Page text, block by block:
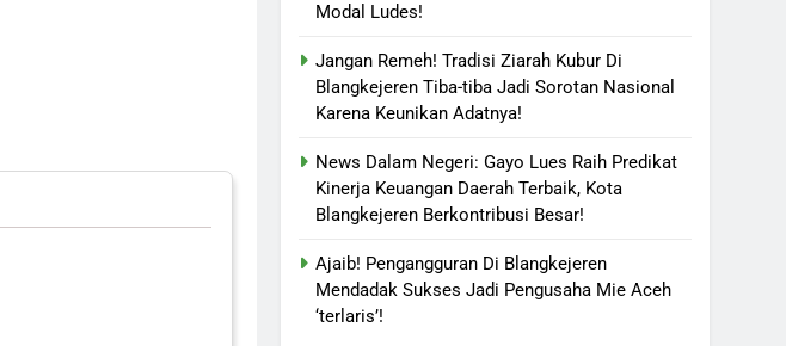
Modal Ludes!
Jangan Remeh! Tradisi Ziarah Kubur Di
Blangkejeren Tiba-tiba Jadi Sorotan Nasional
Karena Keunikan Adatnya!
News Dalam Negeri: Gayo Lues Raih Predikat
Kinerja Keuangan Daerah Terbaik, Kota
Blangkejeren Berkontribusi Besar!
Ajaib! Pengangguran Di Blangkejeren
Mendadak Sukses Jadi Pengusaha Mie Aceh
‘terlaris’!